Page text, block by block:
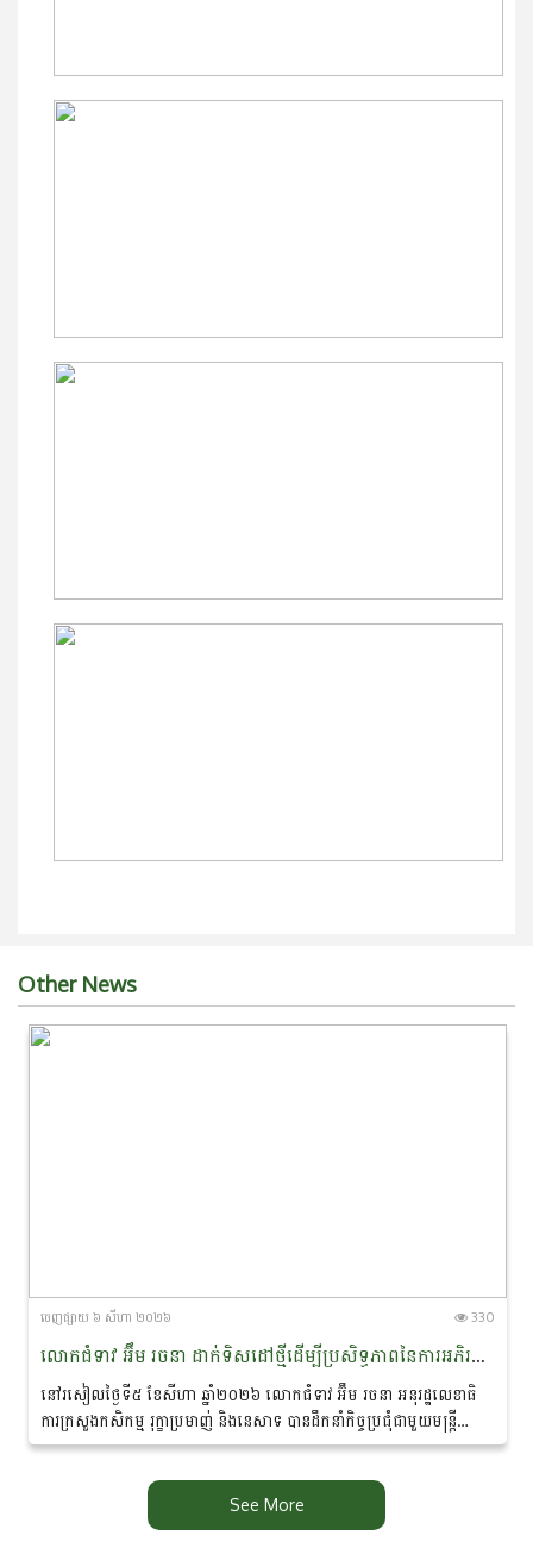
Other News
ចេញ​ផ្សាយ​ ៦ សីហា ២០២៦ 330
លោកជំទាវ អ៊ឹម រចនា ដាក់ទិសដៅថ្មីដើម្បីប្រសិទ្ធភាពនៃការអភិរក្ស​ផ្សោត​ទន្លេមេគង្គ និងផ្តាំផ្ញើឱ្យឆ្មាំទន្លេយកចិត្តទុកដាក់លើសុវត្ថិភាព​ពេលចេញល្បាតក្នុងរដូវវស្សា
នៅរសៀលថ្ងៃទី៥ ខែសីហា ឆ្នាំ២០២៦ លោកជំទាវ អ៊ឹម រចនា អនុរដ្ឋ​លេខាធិ
ការក្រសួងកសិកម្ម រុក្ខាប្រមាញ់ និងនេសាទ បានដឹកនាំកិច្ចប្រជុំជាមួយមន្ត្រី
ជំនាញ ដែលមានលោកបណ្ឌិត...
See More